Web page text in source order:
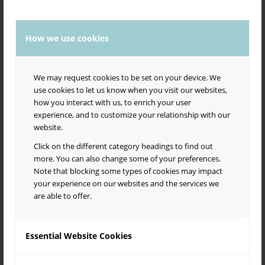
How we use cookies
We may request cookies to be set on your device. We
use cookies to let us know when you visit our websites,
how you interact with us, to enrich your user
experience, and to customize your relationship with our
website.
Click on the different category headings to find out
more. You can also change some of your preferences.
Note that blocking some types of cookies may impact
your experience on our websites and the services we
are able to offer.
Essential Website Cookies
mahdollisia).
Vielä pieni knoppitieto yhdistyksen nimestä: Borealis tarkoittaa
lempinimi Sabor tarkoittaa maukasta. Salsa onkin elämäntapa,
nautinto kaikilla mausteilla.
Tervetuloa mukaan iloiseen joukkoomme!
Saborin 20 toimintavuoden aikana salsa- ja lattariskene
Pääkaupunkiseudulla on moninaistunut suuresti. Ensimmäiset
reilun 10 vuotta Sabor tarjosi laajaa tanssin opetusta niin
“Alppilassa” kuin muissakin tapahtumissamme. Viimeisen
kymmenen vuoden aikana salsa- ja lattaritanssikoulujen ja
muiden toimijoiden määrä on kasvanut siinä määrin, että Sabor
toimintatavoilla, rakkaudesta laj(e)i(h)in, osa työkseen ja osa